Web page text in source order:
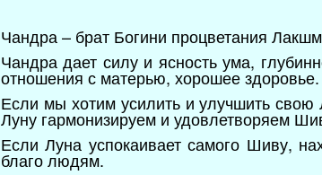
Чандра – брат Богини процветания
Чандра дает силу и ясность ума,
отношения с матерью, хорошее здоровье.
Если мы хотим усилить и улучшить
Луну гармонизируем и удовлетворяем
Если Луна успокаивает самого Шиву,
благо людям.